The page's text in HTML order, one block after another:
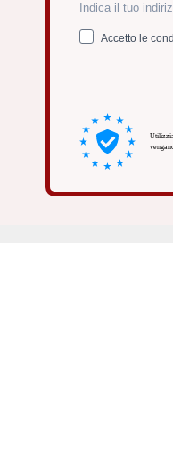
Indica il tuo
Accetto le